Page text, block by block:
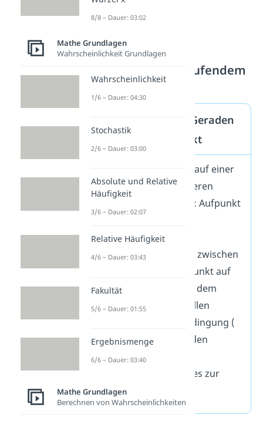
Lösungsweg mit laufendem
Punkt
Abstand paralleler Geraden
mit laufendem Punkt
Beliebigen Punkt P auf einer
der Geraden definieren
(einfachste Lösung: Aufpunkt
Allgemeinen
Verbindungsvektor zwischen
dem „laufenden“ Punkt auf
der Geraden
und dem
Punkt
aufstellen
Orthogonalitätsbedingung (
) liefert den
Lotfußpunkt
Abstand des Punktes zur
Geraden:
8/8 – Dauer: 03:02
Mathe Grundlagen
Wahrscheinlichkeit Grundlagen
Wahrscheinlichkeit
1/6 – Dauer: 04:30
Stochastik
2/6 – Dauer: 03:00
Absolute und Relative
Häufigkeit
3/6 – Dauer: 02:07
Relative Häufigkeit
4/6 – Dauer: 03:43
Fakultät
5/6 – Dauer: 01:55
Ergebnismenge
6/6 – Dauer: 03:40
Mathe Grundlagen
Berechnen von Wahrscheinlichkeiten